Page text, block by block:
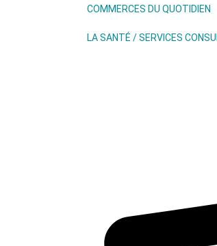
COMMERCES DU QUOTIDIEN
LA SANTÉ / SERVICES